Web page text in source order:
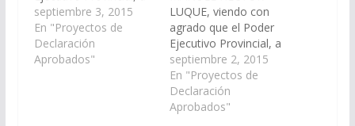
través de los
Organismos
Específicos incluya en
el Proyecto de
septiembre 3, 2015
En "Proyectos de
Declaración
Aprobados"
LUQUE, viendo con
agrado que el Poder
Ejecutivo Provincial, a
través de los
Organismos
Específicos incluya en
el Proyecto de
septiembre 2, 2015
En "Proyectos de
Declaración
Aprobados"